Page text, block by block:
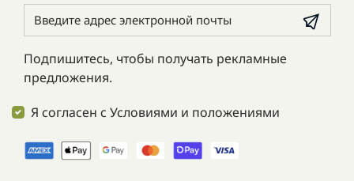
Подпишитесь, чтобы получать рекламные
предложения.
Я согласен с Условиями и положениями